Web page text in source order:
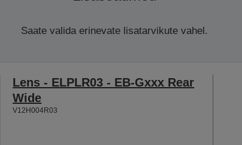
Saate valida erinevate lisatarvikute vahel.
Lens - ELPLR03 - EB-Gxxx Rear
Wide
V12H004R03